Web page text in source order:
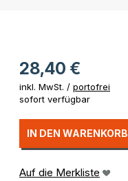
28,40 €
inkl. MwSt. / portofrei
sofort verfügbar
IN DEN WARENKORB
Auf die Merkliste